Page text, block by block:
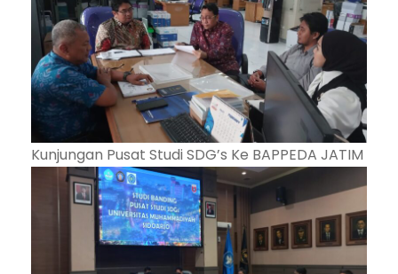
Kunjungan Pusat Studi SDG’s Ke BAPPEDA JATIM